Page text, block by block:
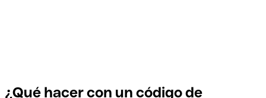
¿Qué hacer con un código de